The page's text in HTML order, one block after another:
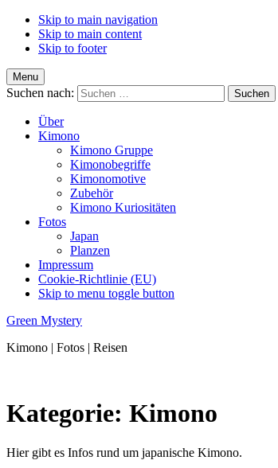
Skip to main navigation
Skip to main content
Skip to footer
Menu
Suchen nach:
Über
Kimono
Kimono Gruppe
Kimonobegriffe
Kimonomotive
Zubehör
Kimono Kuriositäten
Fotos
Japan
Planzen
Impressum
Cookie-Richtlinie (EU)
Skip to menu toggle button
Green Mystery
Kimono | Fotos | Reisen
Kategorie: Kimono
Hier gibt es Infos rund um japanische Kimono.